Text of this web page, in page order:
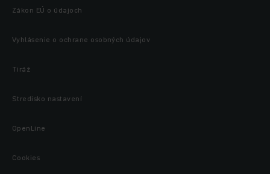
Zákon EÚ o údajoch
Vyhlásenie o ochrane osobných údajov
Tiráž
Stredisko nastavení
OpenLine
Cookies